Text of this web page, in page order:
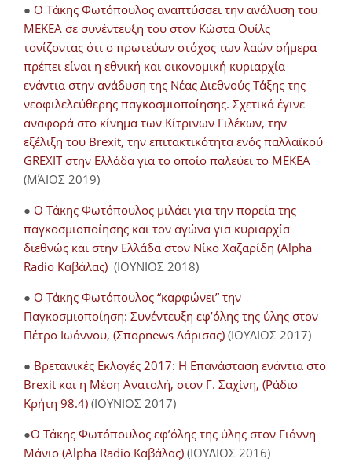
● O Τάκης Φωτόπουλος αναπτύσσει την ανάλυση του
ΜΕΚΕΑ σε συνέντευξη του στον Κώστα Ουίλς
τονίζοντας ότι ο πρωτεύων στόχος των λαών σήμερα
πρέπει είναι η εθνική και οικονομική κυριαρχία
ενάντια στην ανάδυση της Νέας Διεθνούς Τάξης της
νεοφιλελεύθερης παγκοσμιοποίησης. Σχετικά έγινε
αναφορά στο κίνημα των Κίτρινων Γιλέκων, την
εξέλιξη του Brexit, την επιτακτικότητα ενός παλλαϊκού
GREXIT στην Ελλάδα για το οποίο παλεύει το ΜΕΚΕΑ
(ΜΆΙΟΣ 2019)
● Ο Τάκης Φωτόπουλος μιλάει για την πορεία της
παγκοσμιοποίησης και τον αγώνα για κυριαρχία
διεθνώς και στην Ελλάδα στον Νίκο Χαζαρίδη (Alpha
Radio Καβάλας) (ΙΟΥΝΙΟΣ 2018)
● Ο Τάκης Φωτόπουλος “καρφώνει” την
Παγκοσμιοποίηση: Συνέντευξη εφ’όλης της ύλης στον
Πέτρο Ιωάννου, (Σπορnews Λάρισας) (ΙΟΥΛΙΟΣ 2017)
● Βρετανικές Εκλογές 2017: Η Επανάσταση ενάντια στο
Brexit και η Μέση Ανατολή, στον Γ. Σαχίνη, (Ράδιο
Κρήτη 98.4) (ΙΟΥΝΙΟΣ 2017)
●O Τάκης Φωτόπουλος εφ’όλης της ύλης στον Γιάννη
Μάνιο (Alpha Radio Καβάλας) (ΙΟΥΛΙΟΣ 2016)